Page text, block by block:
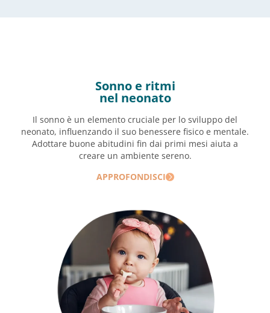
Sonno e ritmi
nel neonato
Il sonno è un elemento cruciale per lo sviluppo del
neonato, influenzando il suo benessere fisico e mentale.
Adottare buone abitudini fin dai primi mesi aiuta a
creare un ambiente sereno.
APPROFONDISCI